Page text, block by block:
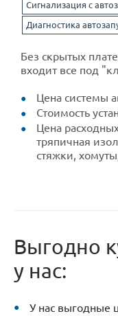
Сигнализация с
Диагностика
Без скрытых
входит все под
Цена системы
Стоимость
Цена
тряпичная
стяжки,
Выгодно
у нас:
У нас выгодные